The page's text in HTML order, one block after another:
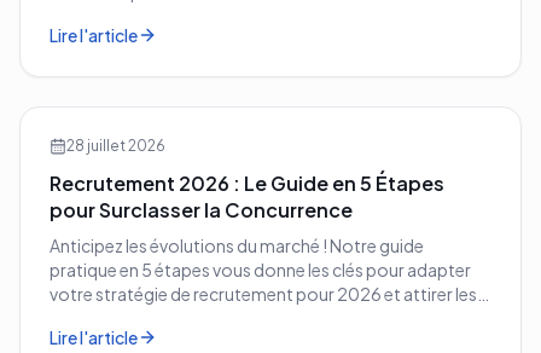
Lire l'article
28 juillet 2026
Recrutement 2026 : Le Guide en 5 Étapes
pour Surclasser la Concurrence
Anticipez les évolutions du marché ! Notre guide
pratique en 5 étapes vous donne les clés pour adapter
votre stratégie de recrutement pour 2026 et attirer les
Lire l'article